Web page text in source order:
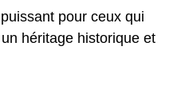
pour ceux qui
héritage historique et